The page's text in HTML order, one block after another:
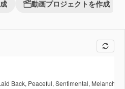
動画プロジェクトを作成
Back, Peaceful, Sentimental, Melancholic